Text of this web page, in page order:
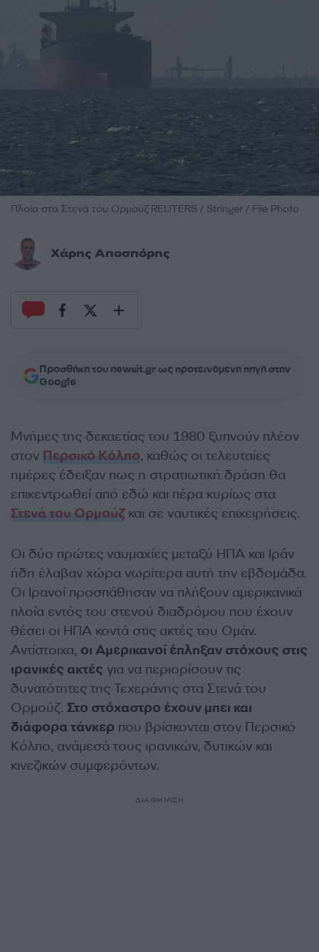
Πλοία στα Στενά του Ορμούζ REUTERS / Stringer / File Photo
Χάρης Αποσπόρης
Προσθήκη του newsit.gr ως προτεινόμενη πηγή στην
Google
Μνήμες της δεκαετίας του 1980 ξυπνούν πλέον
στον Περσικό Κόλπο, καθώς οι τελευταίες
ημέρες έδειξαν πως η στρατιωτική δράση θα
επικεντρωθεί από εδώ και πέρα κυρίως στα
Στενά του Ορμούζκαι σε ναυτικές επιχειρήσεις.
Οι δύο πρώτες ναυμαχίες μεταξύ ΗΠΑ και Ιράν
ήδη έλαβαν χώρα νωρίτερα αυτή την εβδομάδα.
Οι Ιρανοί προσπάθησαν να πλήξουν αμερικανικά
πλοία εντός του στενού διαδρόμου που έχουν
θέσει οι ΗΠΑ κοντά στις ακτές του Ομάν.
Αντίστοιχα, οι Αμερικανοί έπληξαν στόχους στις
ιρανικές ακτές για να περιορίσουν τις
δυνατότητες της Τεχεράνης στα Στενά του
Ορμούζ. Στο στόχαστρο έχουν μπει και
διάφορα τάνκερ που βρίσκονται στον Περσικό
Κόλπο, ανάμεσά τους ιρανικών, δυτικών και
κινεζικών συμφερόντων.
ΔΙΑΦΗΜΙΣΗ